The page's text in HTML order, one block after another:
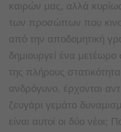
καιρών μας, αλλά
των προσώπων που
από την αποδομητική
δημιουργεί ένα
της πλήρους
ανδρόγυνο, έρχονται
ζευγάρι γεμάτο
είναι αυτοί οι δύο νέοι;